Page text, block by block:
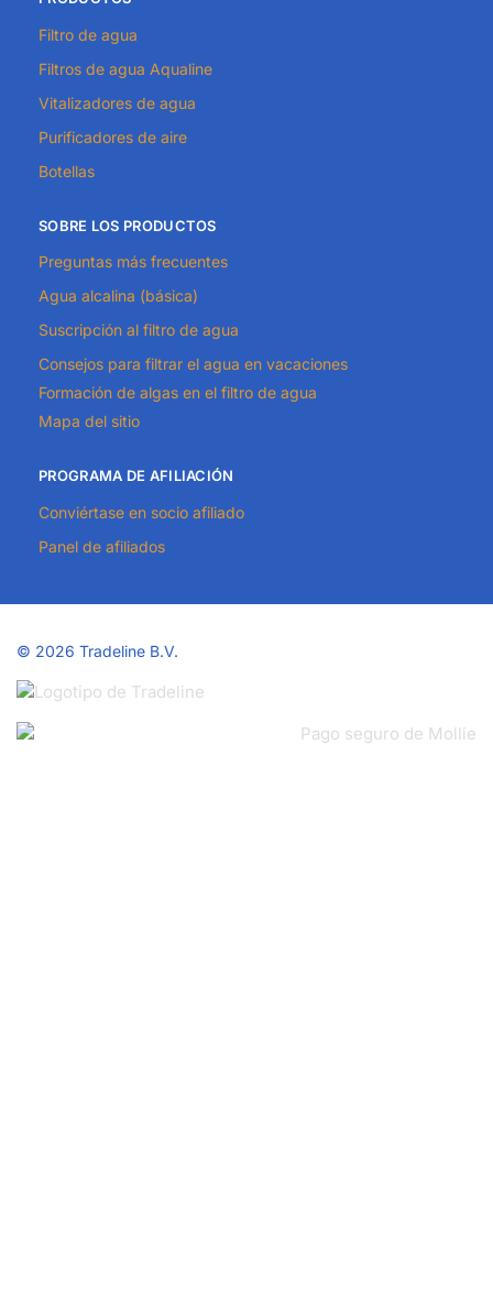
Filtro de agua
Filtros de agua Aqualine
Vitalizadores de agua
Purificadores de aire
Botellas
SOBRE LOS PRODUCTOS
Preguntas más frecuentes
Agua alcalina (básica)
Suscripción al filtro de agua
Consejos para filtrar el agua en vacaciones
Formación de algas en el filtro de agua
Mapa del sitio
PROGRAMA DE AFILIACIÓN
Conviértase en socio afiliado
Panel de afiliados
© 2026 Tradeline B.V.